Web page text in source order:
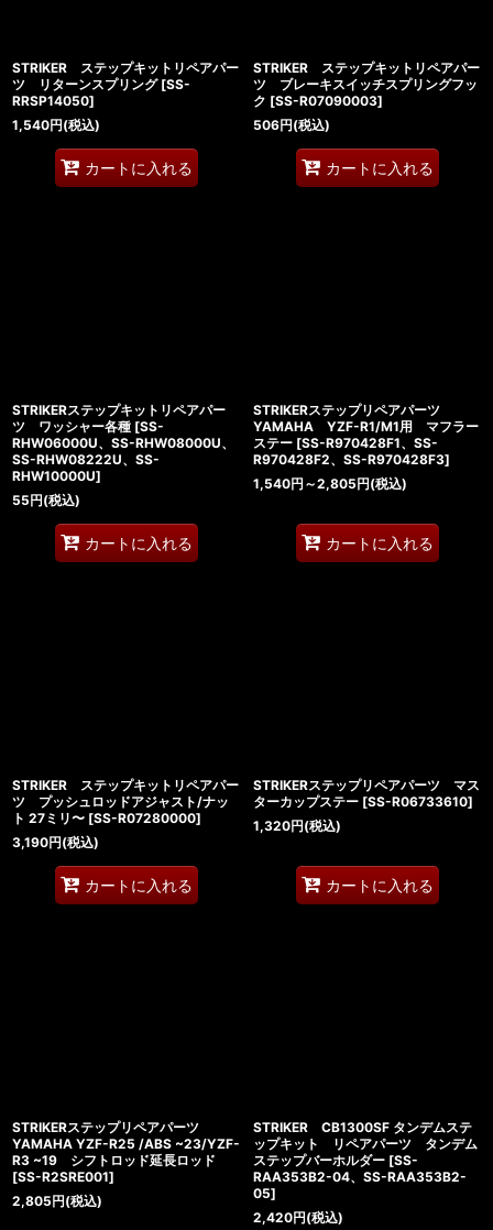
STRIKER ステップキットリペアパー
ツ リターンスプリング [SS-
RRSP14050]
1,540円(税込)
カートに入れる
STRIKER ステップキットリペアパー
ツ ブレーキスイッチスプリングフッ
ク [SS-R07090003]
506円(税込)
カートに入れる
STRIKERステップキットリペアパー
ツ ワッシャー各種 [SS-
RHW06000U、SS-RHW08000U、
SS-RHW08222U、SS-
RHW10000U]
55円(税込)
カートに入れる
STRIKERステップリペアパーツ
YAMAHA YZF-R1/M1用 マフラー
ステー [SS-R970428F1、SS-
R970428F2、SS-R970428F3]
1,540円 ～2,805円(税込)
カートに入れる
STRIKER ステップキットリペアパー
ツ プッシュロッドアジャスト/ナッ
ト 27ミリ〜 [SS-R07280000]
3,190円(税込)
カートに入れる
STRIKERステップリペアパーツ マス
ターカップステー [SS-R06733610]
1,320円(税込)
カートに入れる
STRIKERステップリペアパーツ
YAMAHA YZF-R25 /ABS ~23/YZF-
R3 ~19 シフトロッド延長ロッド
[SS-R2SRE001]
2,805円(税込)
STRIKER CB1300SF タンデムステ
ップキット リペアパーツ タンデム
ステップバーホルダー [SS-
RAA353B2-04、SS-RAA353B2-
05]
2,420円(税込)